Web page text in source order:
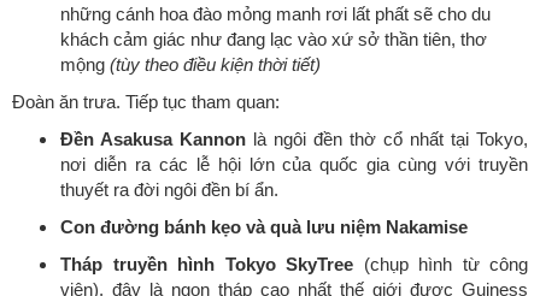
những cánh hoa đào mỏng manh rơi lất phất sẽ cho du
khách cảm giác như đang lạc vào xứ sở thần tiên, thơ
mộng (tùy theo điều kiện thời tiết)
Đoàn ăn trưa. Tiếp tục tham quan:
Đền Asakusa Kannon là ngôi đền thờ cổ nhất tại Tokyo,
nơi diễn ra các lễ hội lớn của quốc gia cùng với truyền
thuyết ra đời ngôi đền bí ẩn.
Con đường bánh kẹo và quà lưu niệm Nakamise
Tháp truyền hình Tokyo SkyTree (chụp hình từ công
viên), đây là ngọn tháp cao nhất thế giới được Guiness